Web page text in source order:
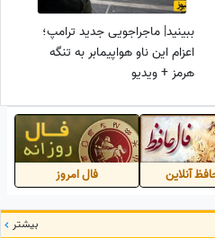
ببینید| ماجراجویی جدید ترامپ؛
اعزام این ناو هواپیمابر به تنگه
هرمز + ویدیو
آنلاین فال امروز
بیشتر